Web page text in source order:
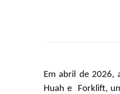
Em abril de 2026,
Huah e
Forklift,